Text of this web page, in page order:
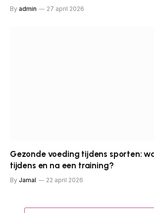
By admin 27 april 2026
Gezonde voeding tijdens sporten:
tijdens en na een training?
By Jamal 22 april 2026